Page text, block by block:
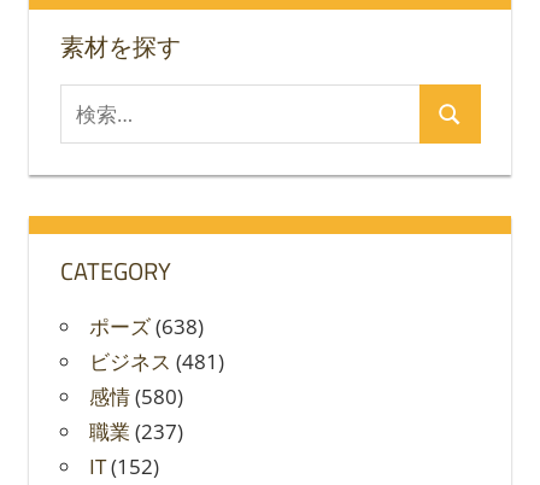
ン
素材を探す
索
対
検
CATEGORY
ポーズ(638)
ビジネス (481)
感情(580)
職業 (237)
IT(152)